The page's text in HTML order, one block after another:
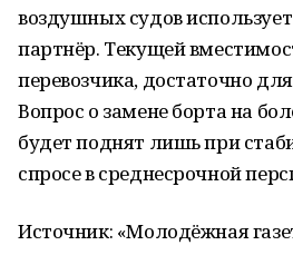
воздушных судов
партнёр. Текущей
перевозчика, достаточно
Вопрос о замене борта на
будет поднят лишь при
спросе в среднесрочной
Источник: «Молодёжная